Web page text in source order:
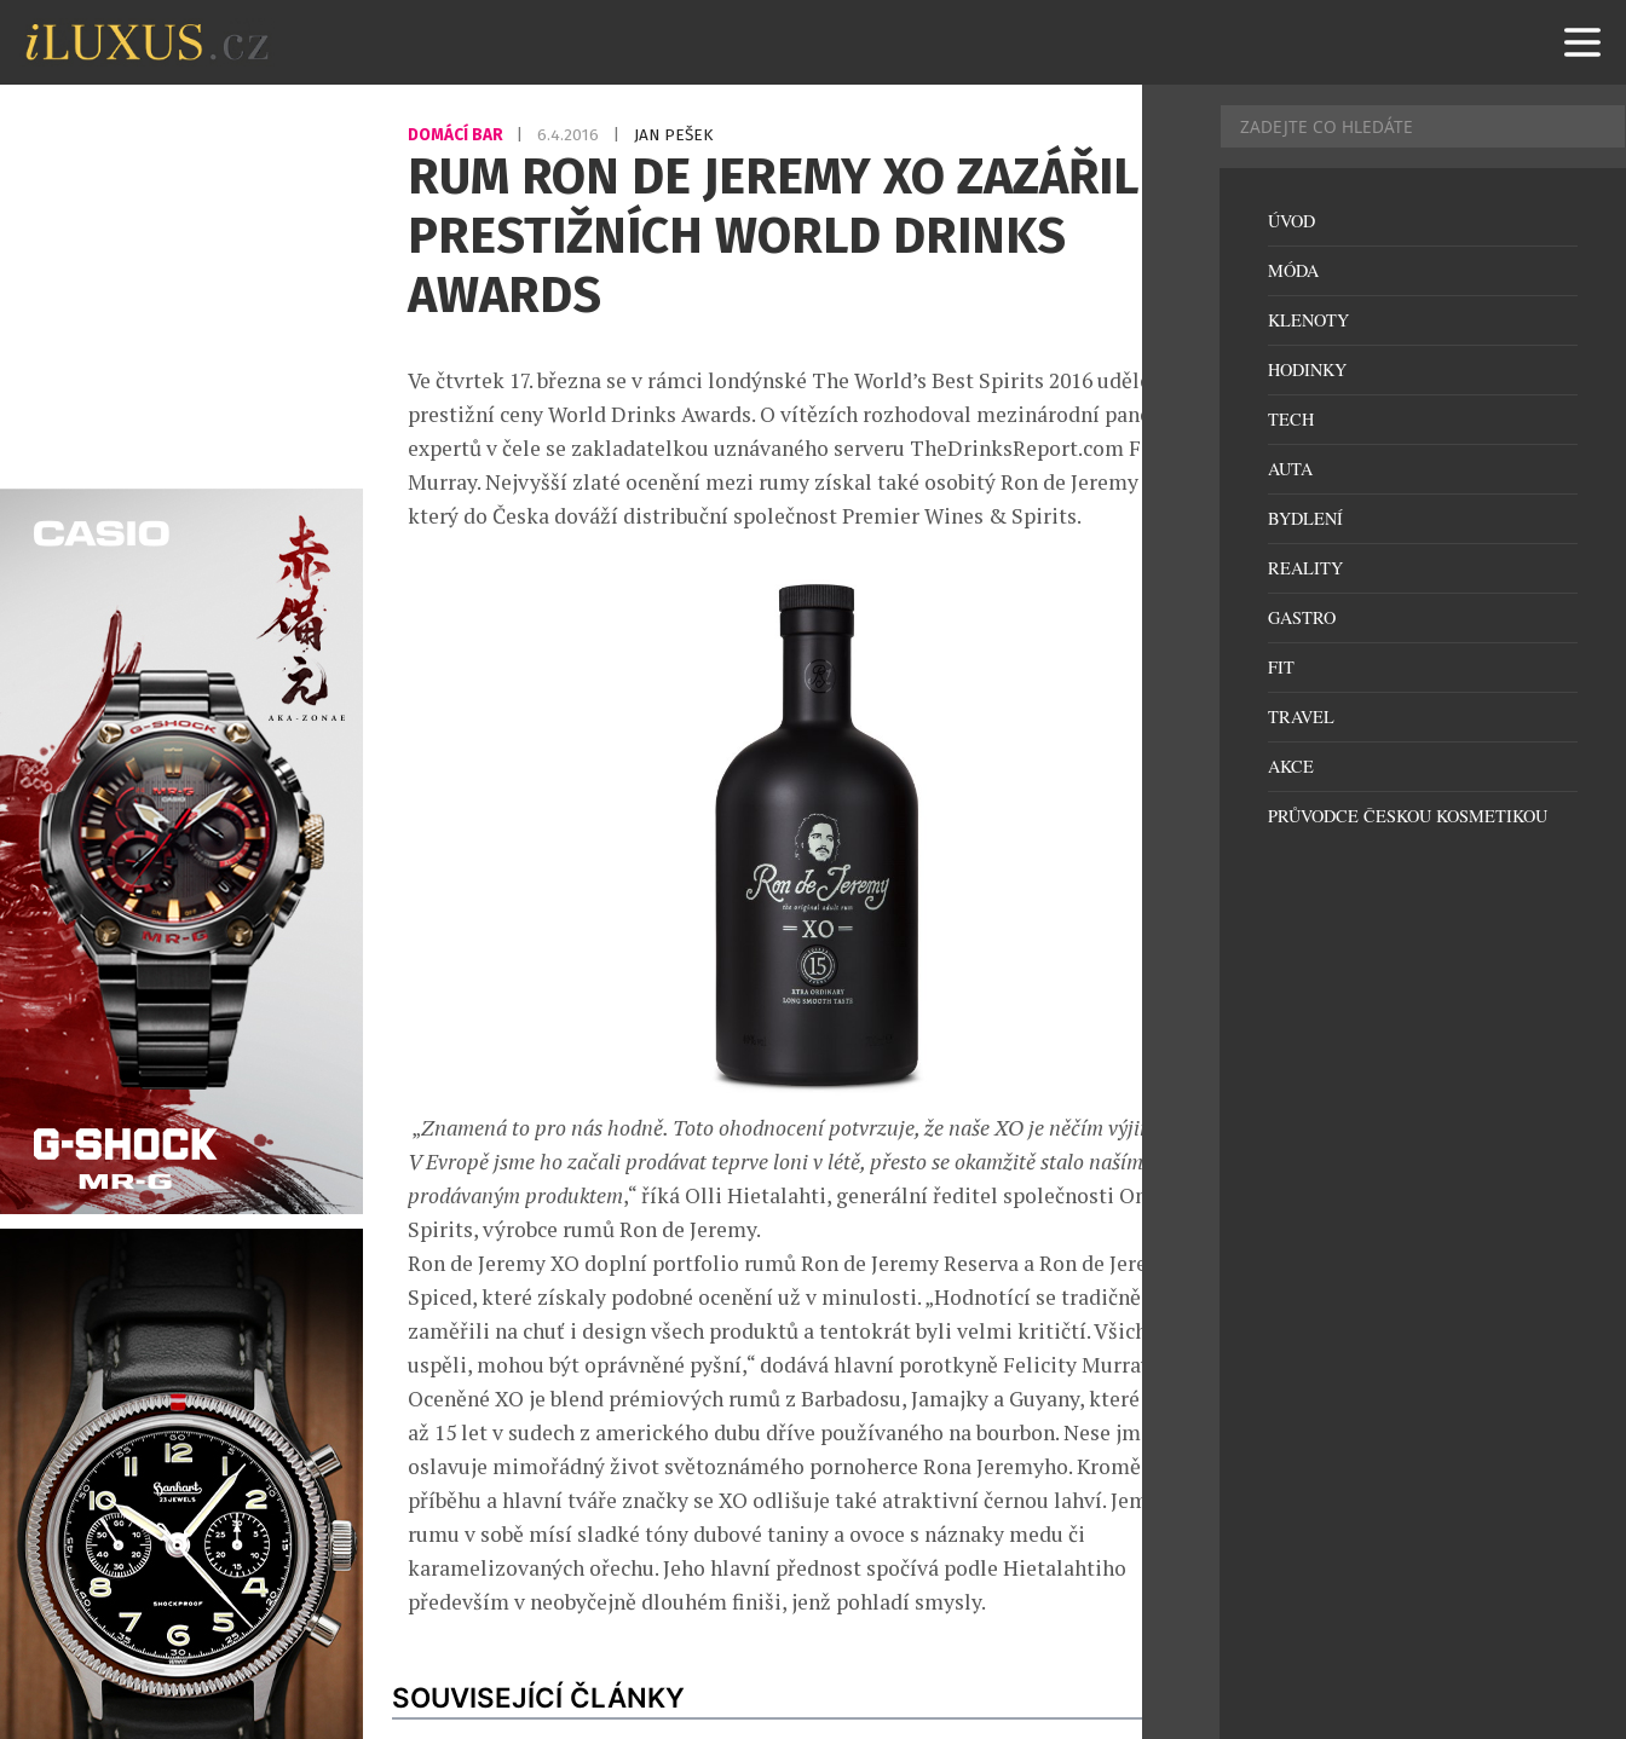
DOMÁCÍ BAR 6.4.2016 JAN PEŠEK
RUM RON DE JEREMY XO ZAZÁŘIL NA
PRESTIŽNÍCH WORLD DRINKS
AWARDS
Ve čtvrtek 17. března se v rámci londýnské The World’s Best Spirits 2016 udělovaly
prestižní ceny World Drinks Awards. O vítězích rozhodoval mezinárodní panel
expertů v čele se zakladatelkou uznávaného serveru TheDrinksReport.com Felicity
Murray. Nejvyšší zlaté ocenění mezi rumy získal také osobitý Ron de Jeremy XO,
který do Česka dováží distribuční společnost Premier Wines & Spirits.
„Znamená to pro nás hodně. Toto ohodnocení potvrzuje, že naše XO je něčím výjimečné.
V Evropě jsme ho začali prodávat teprve loni v létě, přesto se okamžitě stalo naším nejlépe
prodávaným produktem,“ říká Olli Hietalahti, generální ředitel společnosti One Eyed
Spirits, výrobce rumů Ron de Jeremy.
Ron de Jeremy XO doplní portfolio rumů Ron de Jeremy Reserva a Ron de Jeremy
Spiced, které získaly podobné ocenění už v minulosti. „Hodnotící se tradičně
zaměřili na chuť i design všech produktů a tentokrát byli velmi kritičtí. Všichni, kdo
uspěli, mohou být oprávněné pyšní,“ dodává hlavní porotkyně Felicity Murray.
Oceněné XO je blend prémiových rumů z Barbadosu, Jamajky a Guyany, které zrály
až 15 let v sudech z amerického dubu dříve používaného na bourbon. Nese jméno a
oslavuje mimořádný život světoznámého pornoherce Rona Jeremyho. Kromě
příběhu a hlavní tváře značky se XO odlišuje také atraktivní černou lahví. Jemná chuť
rumu v sobě mísí sladké tóny dubové taniny a ovoce s náznaky medu či
karamelizovaných ořechu. Jeho hlavní přednost spočívá podle Hietalahtiho
především v neobyčejně dlouhém finiši, jenž pohladí smysly.
SOUVISEJÍCÍ ČLÁNKY
ÚVOD
MÓDA
KLENOTY
HODINKY
TECH
AUTA
BYDLENÍ
REALITY
GASTRO
FIT
TRAVEL
AKCE
PRŮVODCE ČESKOU KOSMETIKOU